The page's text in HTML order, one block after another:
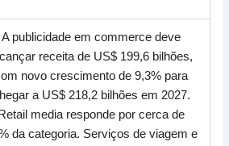
A publicidade em commerce deve
receita de US$ 199,6 bilhões,
novo crescimento de 9,3% para
a US$ 218,2 bilhões em 2027.
Retail media responde por cerca de
da categoria. Serviços de viagem e